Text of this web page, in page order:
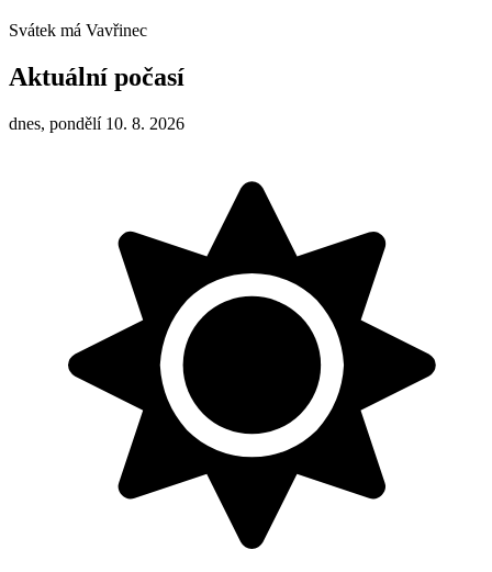
Svátek má Vavřinec
Aktuální počasí
dnes, pondělí 10. 8. 2026